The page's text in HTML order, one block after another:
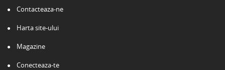
Contacteaza-ne
Harta site-ului
Magazine
Conecteaza-te